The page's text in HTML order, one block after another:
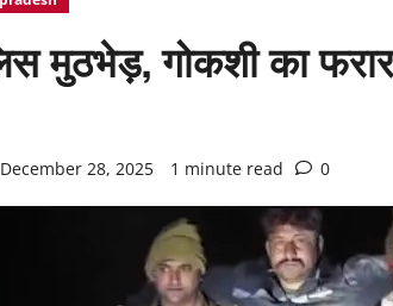
मुठभेड़, गोकशी का
December 28, 2025 1 minute read 0